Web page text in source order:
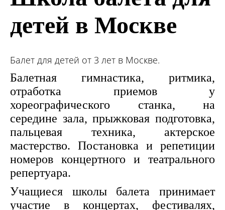
детей в Москве
Балет для детей от 3 лет в Москве.
Балетная гимнастика, ритмика,
отработка приемов у
хореографического станка, на
середине зала, прыжковая подготовка,
пальцевая техника, актерское
мастерство. Постановка и репетиции
номеров концертного и театрального
репертуара.
Учащиеся школы балета принимает
участие в концертах, фестивалях,